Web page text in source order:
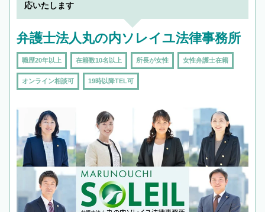
応いたします
弁護士法人丸の内ソレイユ法律事務所
職歴20年以上 在籍数10名以上 所長が女性 女性弁護士在籍
オンライン相談可 19時以降TEL可